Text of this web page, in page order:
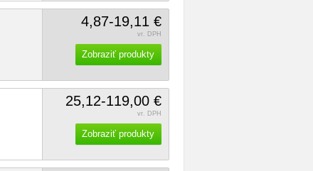
4,87-19,11 €
vr. DPH
Zobraziť produkty
25,12-119,00 €
vr. DPH
Zobraziť produkty